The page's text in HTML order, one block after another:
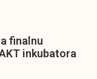
finalnu
inkubatora